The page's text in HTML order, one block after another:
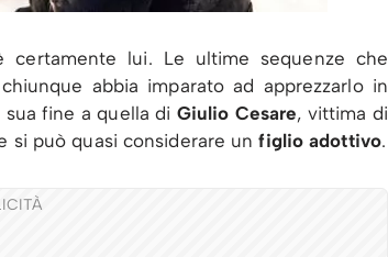
certamente lui. Le ultime sequenze che
abbia imparato ad apprezzarlo in
fine a quella di Giulio Cesare, vittima di
si può quasi considerare un figlio adottivo.